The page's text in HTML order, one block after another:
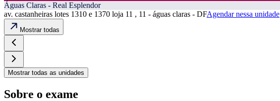
Águas Claras - Real Esplendor
av. castanheiras lotes 1310 e 1370 loja 11 , 11 - águas claras - DFAgendar nessa unidade
Mostrar todas
Mostrar todas as unidades
Sobre o exame